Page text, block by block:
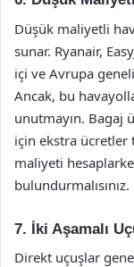
Düşük maliyetli
sunar. Ryanair,
içi ve Avrupa
Ancak, bu
unutmayın. Bagaj
için ekstra ücretler
maliyeti
bulundurmalısınız.
7. İki Aşamalı
Direkt uçuşlar